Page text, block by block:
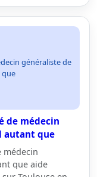
généraliste de
que
de médecin
autant que
médecin
que aide